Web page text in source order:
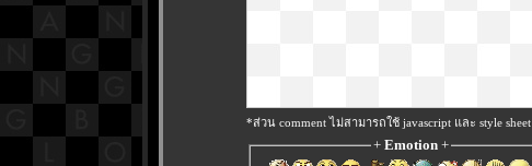
*ส่วน comment ไม่สามารถใช้ javascript และ style sheet
+ Emotion+